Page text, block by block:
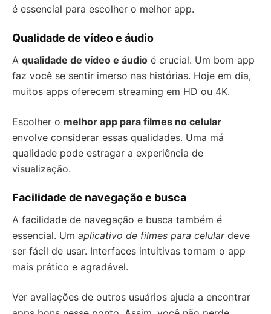
é essencial para escolher o melhor app.
Qualidade de vídeo e áudio
A qualidade de vídeo e áudio é crucial. Um bom app
faz você se sentir imerso nas histórias. Hoje em dia,
muitos apps oferecem streaming em HD ou 4K.
Escolher o melhor app para filmes no celular
envolve considerar essas qualidades. Uma má
qualidade pode estragar a experiência de
visualização.
Facilidade de navegação e busca
A facilidade de navegação e busca também é
essencial. Um aplicativo de filmes para celulardeve
ser fácil de usar. Interfaces intuitivas tornam o app
mais prático e agradável.
Ver avaliações de outros usuários ajuda a encontrar